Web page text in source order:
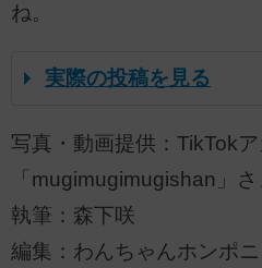
ね。
実際の投稿を見る
写真・動画提供：TikTokア
「mugimugimugishan」さ
執筆：森下咲
編集：わんちゃんホンポ